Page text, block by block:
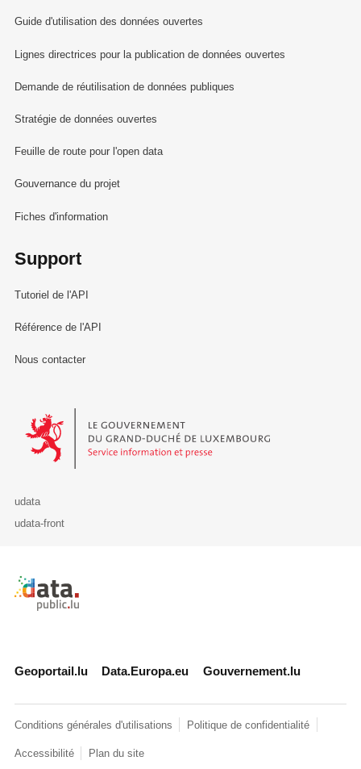
Guide d'utilisation des données ouvertes
Lignes directrices pour la publication de données ouvertes
Demande de réutilisation de données publiques
Stratégie de données ouvertes
Feuille de route pour l'open data
Gouvernance du projet
Fiches d'information
Support
Tutoriel de l'API
Référence de l'API
Nous contacter
Le Gouvernement du Grand-Duché de Luxembourg - Service
udata
udata-front
Retour à l'accueil de data.public.lu
Geoportail.lu Data.Europa.eu Gouvernement.lu
Conditions générales d'utilisations Politique de confidentialité
Accessibilité Plan du site